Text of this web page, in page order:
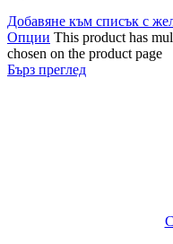
Добавяне към списък с
Опции This product has
chosen on the product page
Бърз преглед